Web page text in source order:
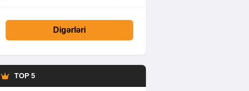
Digərləri
TOP 5